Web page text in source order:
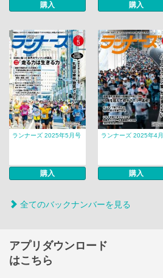
購入 購入
ランナーズ 2025年5月号
購入
ランナーズ 2025年4
購入
全てのバックナンバーを見る
アプリダウンロード
はこちら